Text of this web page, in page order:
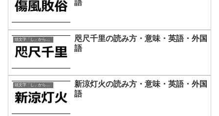
語
咫尺千里の読み方・意味・英語・外国
語
頭文字「し」から始まる四字熟語
新涼灯火の読み方・意味・英語・外国
語